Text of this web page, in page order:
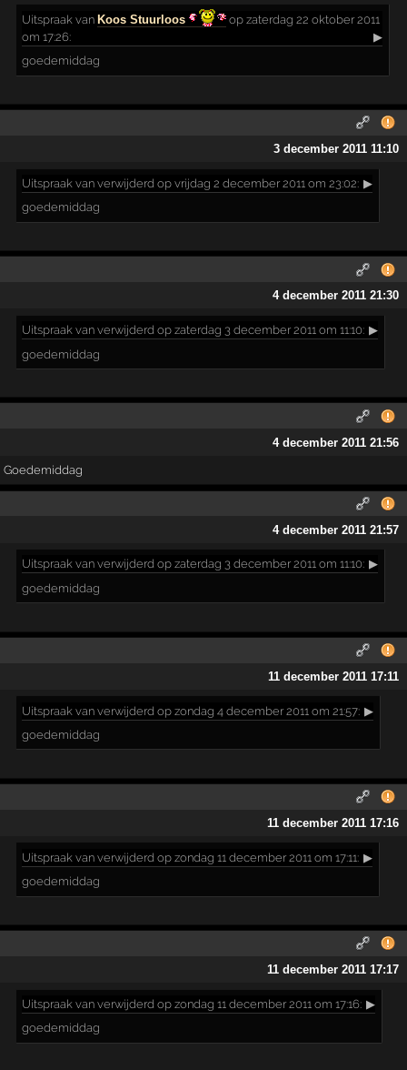
Uitspraak van Koos Stuurloos
op zaterdag 22 oktober 2011
om 17:26:
▶
goedemiddag
3 december 2011 11:10
Uitspraak van verwijderd op vrijdag 2 december 2011 om 23:02: ▶
goedemiddag
4 december 2011 21:30
Uitspraak van verwijderd op zaterdag 3 december 2011 om 11:10: ▶
goedemiddag
4 december 2011 21:56
Goedemiddag
4 december 2011 21:57
Uitspraak van verwijderd op zaterdag 3 december 2011 om 11:10: ▶
goedemiddag
11 december 2011 17:11
Uitspraak van verwijderd op zondag 4 december 2011 om 21:57: ▶
goedemiddag
11 december 2011 17:16
Uitspraak van verwijderd op zondag 11 december 2011 om 17:11: ▶
goedemiddag
11 december 2011 17:17
Uitspraak van verwijderd op zondag 11 december 2011 om 17:16: ▶
goedemiddag